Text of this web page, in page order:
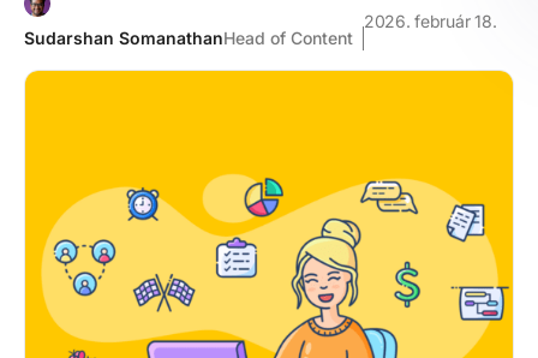
Sudarshan SomanathanHead of Content
2026. február 18.